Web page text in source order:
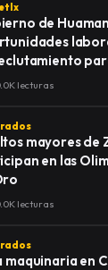
de
lecturas
mayores de
en las
lecturas
maquinaria en